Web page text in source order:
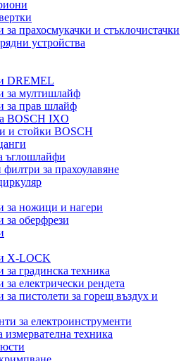
за прахосмукачки и стъклочистачки
устройства
DREMEL
за мултишлайф
за прав шлайф
BOSCH IXO
и стойки BOSCH
ъглошлайфи
за прахоулавяне
за ножици и нагери
за оберфрези
X-LOCK
за градинска техника
електрически рендета
за пистолети за горещ въздух и
за електроинструменти
измервателна техника